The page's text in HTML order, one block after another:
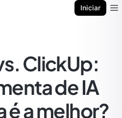
Iniciar
ClickUp:
de IA
é a melhor?